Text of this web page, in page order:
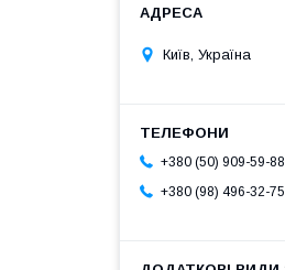
Київ, Україна
+380 (50) 909-59-88
+380 (98) 496-32-75